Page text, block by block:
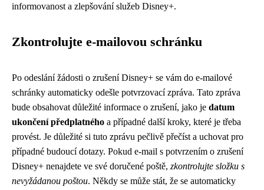
informovanost a zlepšování služeb Disney+.
Zkontrolujte e-mailovou schránku
Po odeslání žádosti o zrušení Disney+ se vám do e-mailové
schránky automaticky odešle potvrzovací zpráva. Tato zpráva
bude obsahovat důležité informace o zrušení, jako je datum
ukončení předplatného a případné další kroky, které je třeba
provést. Je důležité si tuto zprávu pečlivě přečíst a uchovat pro
případné budoucí dotazy. Pokud e-mail s potvrzením o zrušení
Disney+ nenajdete ve své doručené poště, zkontrolujte složku s
nevyžádanou poštou. Někdy se může stát, že se automaticky